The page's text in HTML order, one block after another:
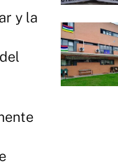
y la